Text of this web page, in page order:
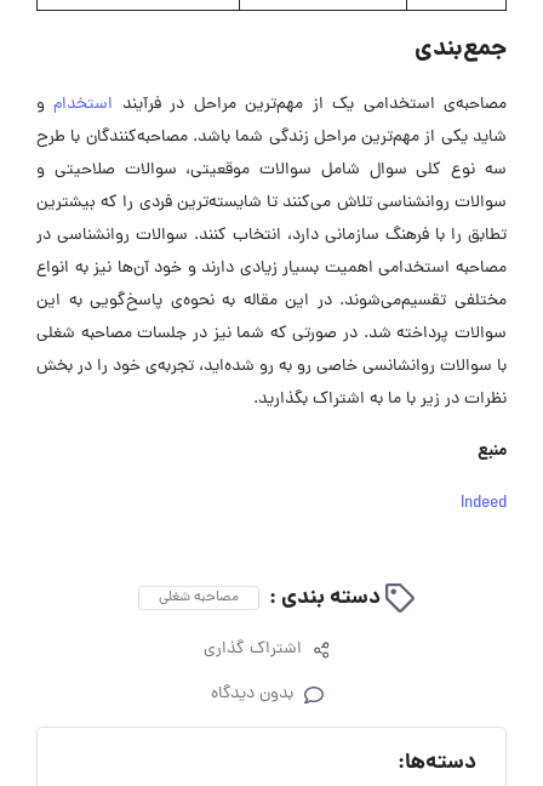
جمع‌بندی
مصاحبه‌ی استخدامی یک از مهم‌ترین مراحل در فرآیند استخدامو
شاید یکی از مهم‌ترین مراحل زندگی شما باشد. مصاحبه‌کنندگان با طرح
سه نوع کلی سوال شامل سوالات موقعیتی، سوالات صلاحیتی و
سوالات روانشناسی تلاش می‌کنند تا شایسته‌ترین فردی را که بیشترین
تطابق را با فرهنگ سازمانی دارد، انتخاب کنند. سوالات روانشناسی در
مصاحبه استخدامی اهمیت بسیار زیادی دارند و خود آن‌ها نیز به انواع
مختلفی تقسیم‌می‌شوند. در این مقاله به نحوه‌ی پاسخ‌گویی به این
سوالات پرداخته شد. در صورتی که شما نیز در جلسات مصاحبه شغلی
با سوالات روانشانسی خاصی رو به رو شده‌اید، تجربه‌ی خود را در بخش
نظرات در زیر با ما به اشتراک بگذارید.
منبع
Indeed
دسته بندی : مصاحبه شغلی
اشتراک گذاری
بدون دیدگاه
دسته‌ها: